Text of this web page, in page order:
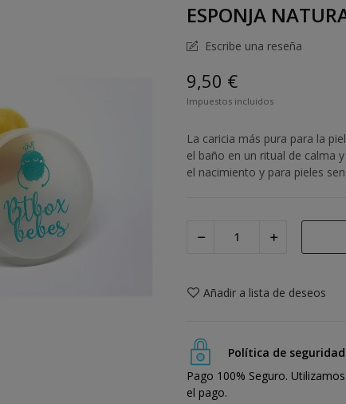
ESPONJA
Escribe una reseña
9,50 €
Impuestos incluidos
La caricia más pura para la
el baño en un ritual de calma
el nacimiento y para pieles
Añadir a lista de deseos
Política de seguridad
Pago 100% Seguro.
el pago.